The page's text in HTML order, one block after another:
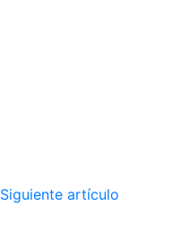
Siguiente artículo